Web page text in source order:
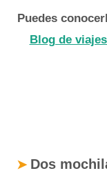
Puedes
Blog de
➤ Dos